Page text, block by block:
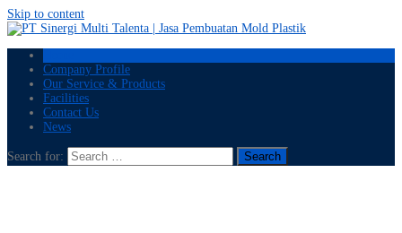
Skip to content
Company Profile
Our Service & Products
Facilities
Contact Us
News
Search for: